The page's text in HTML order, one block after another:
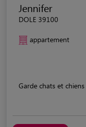
Jennifer
DOLE 39100
appartement
Garde chats et chiens